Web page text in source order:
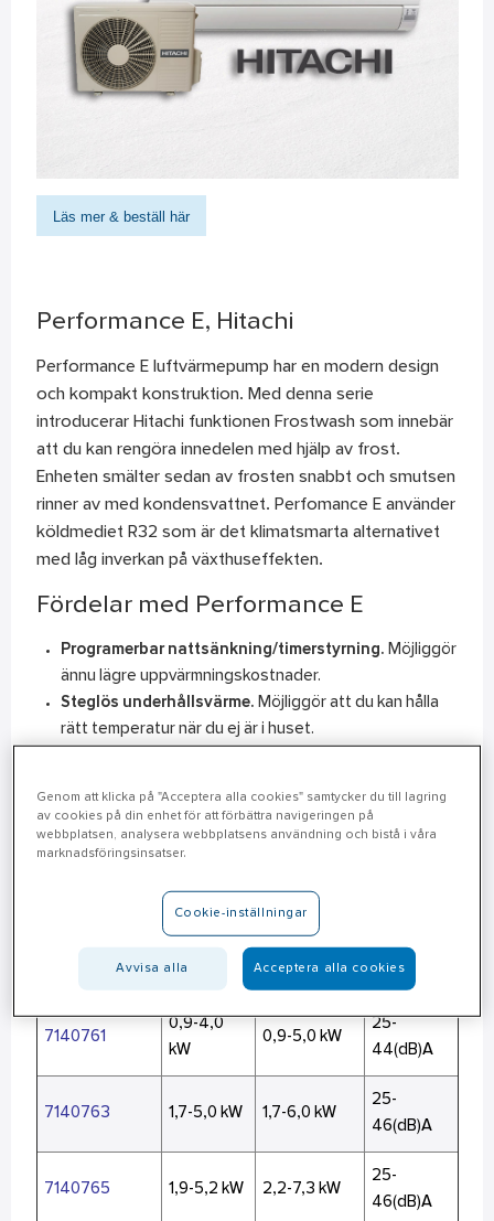
Läs mer & beställ här
Performance E, Hitachi
Performance E luftvärmepump har en modern design
och kompakt konstruktion. Med denna serie
introducerar Hitachi funktionen Frostwash som innebär
att du kan rengöra innedelen med hjälp av frost.
Enheten smälter sedan av frosten snabbt och smutsen
rinner av med kondensvattnet. Perfomance E använder
köldmediet R32 som är det klimatsmarta alternativet
med låg inverkan på växthuseffekten.
Fördelar med Performance E
Programerbar nattsänkning/timerstyrning. Möjliggör
ännu lägre uppvärmningskostnader.
Steglös underhållsvärme. Möjliggör att du kan hålla
rätt temperatur när du ej är i huset.
Värmeeffekt
0,9-3,1 kW 0,9-4,4 kW
20-
41(dB)A
7140761
0,9-4,0
kW
0,9-5,0 kW
25-
44(dB)A
7140763 1,7-5,0 kW 1,7-6,0 kW
25-
46(dB)A
7140765 1,9-5,2 kW 2,2-7,3 kW
25-
46(dB)A
Genom att klicka på "Acceptera alla cookies" samtycker du till lagring
av cookies på din enhet för att förbättra navigeringen på
webbplatsen, analysera webbplatsens användning och bistå i våra
marknadsföringsinsatser.
Cookie-inställningar
Avvisa alla Acceptera alla cookies